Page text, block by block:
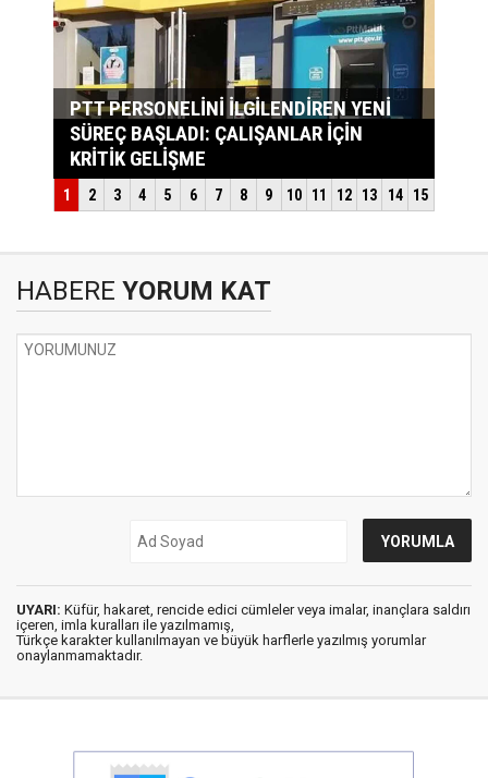
HABERE YORUM KAT
UYARI: Küfür, hakaret, rencide edici cümleler veya imalar, inançlara saldırı
içeren, imla kuralları ile yazılmamış,
Türkçe karakter kullanılmayan ve büyük harflerle yazılmış yorumlar
onaylanmamaktadır.